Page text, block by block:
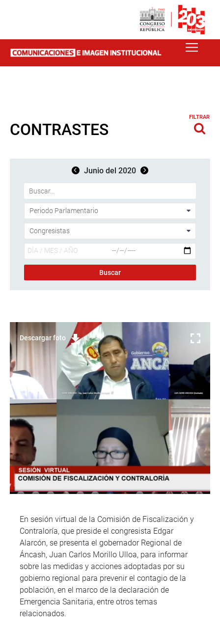
CONTRASTES
FILTRAR
Junio del 2020
Descargar foto
En sesión virtual de la Comisión de Fiscalización y
Contraloría, que preside el congresista Edgar
Alarcón, se presenta el gobernador Regional de
Áncash, Juan Carlos Morillo Ulloa, para informar
sobre las medidas y acciones adoptadas por su
gobierno regional para prevenir el contagio de la
población, en el marco de la declaración de
Emergencia Sanitaria, entre otros temas
relacionados.